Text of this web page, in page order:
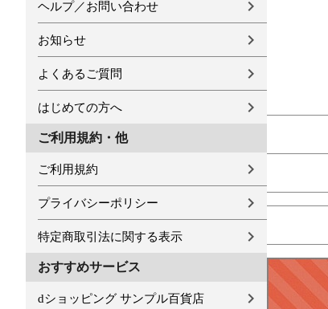
ヘルプ／お問い合わせ
お知らせ
よくあるご質問
はじめての方へ
ご利用規約・他
ご利用規約
プライバシーポリシー
特定商取引法に関する表示
おすすめサービス
dショッピング サンプル百貨店